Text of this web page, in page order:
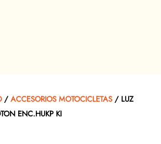
/ ACCESORIOS MOTOCICLETAS / LUZ
ENC.HUKP KI